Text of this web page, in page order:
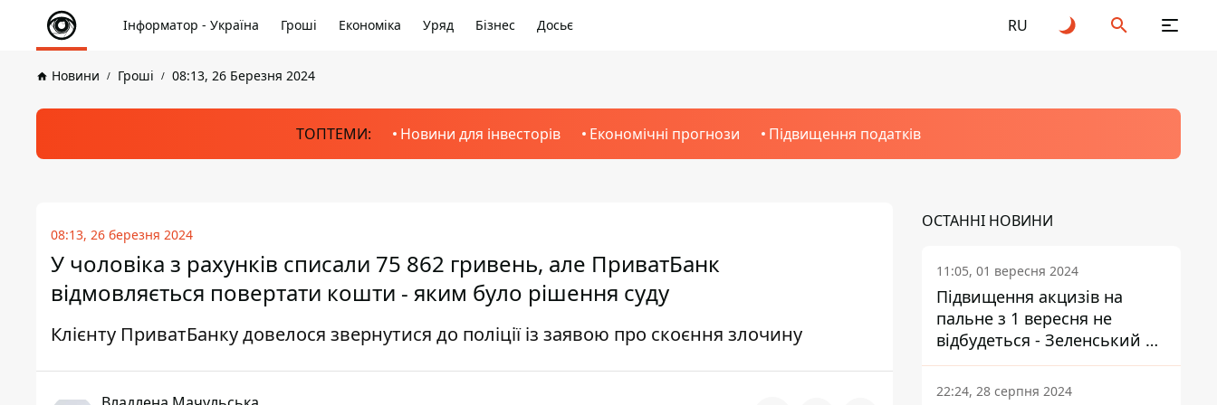
Інформатор - Україна Гроші Економіка Уряд Бізнес Досьє RU
Новини Гроші 08:13, 26 Березня 2024
ТОПТЕМИ: Новини для інвесторів Економічні прогнози Підвищення податків
08:13, 26 березня 2024
У чоловіка з рахунків списали 75 862 гривень, але ПриватБанк
відмовляється повертати кошти - яким було рішення суду
Клієнту ПриватБанку довелося звернутися до поліції із заявою про скоєння злочину
ОСТАННІ НОВИНИ
11:05, 01 вересня 2024
Підвищення акцизів на
пальне з 1 вересня не
відбудеться - Зеленський не
підписав закон
22:24, 28 серпня 2024